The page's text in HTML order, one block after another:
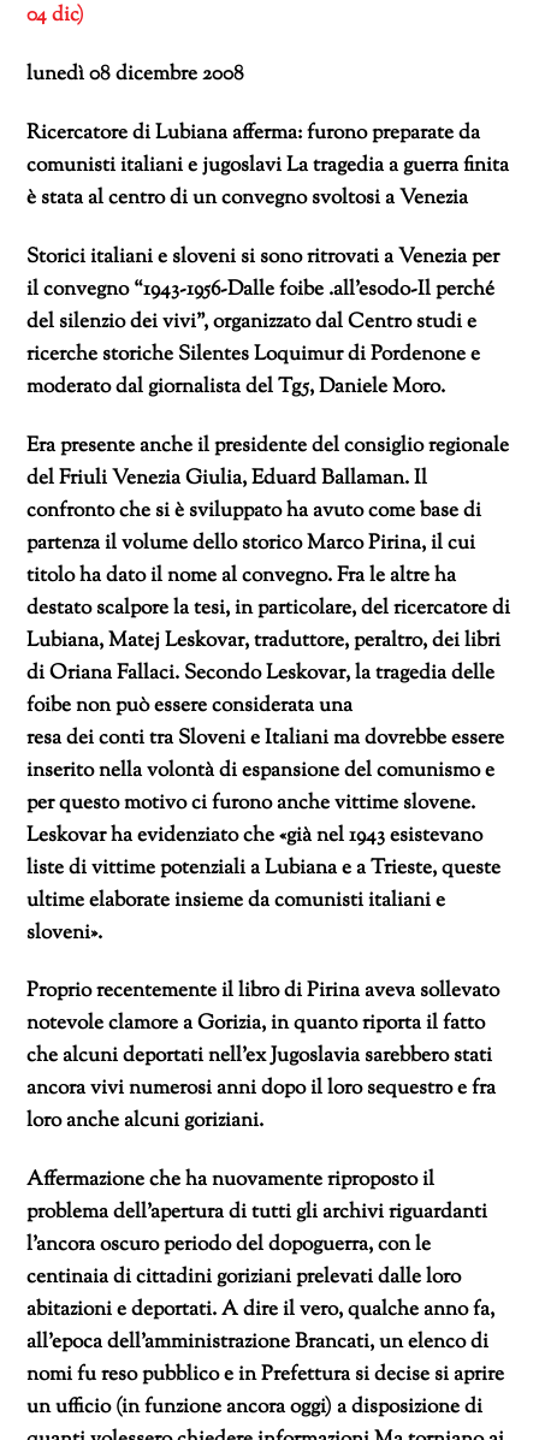
04 dic)
lunedì 08 dicembre 2008
Ricercatore di Lubiana afferma: furono preparate da
comunisti italiani e jugoslavi La tragedia a guerra finita
è stata al centro di un convegno svoltosi a Venezia
Storici italiani e sloveni si sono ritrovati a Venezia per
il convegno “1943-1956-Dalle foibe .all’esodo-Il perché
del silenzio dei vivi”, organizzato dal Centro studi e
ricerche storiche Silentes Loquimur di Pordenone e
moderato dal giornalista del Tg5, Daniele Moro.
Era presente anche il presidente del consiglio regionale
del Friuli Venezia Giulia, Eduard Ballaman. Il
confronto che si è sviluppato ha avuto come base di
partenza il volume dello storico Marco Pirina, il cui
titolo ha dato il nome al convegno. Fra le altre ha
destato scalpore la tesi, in particolare, del ricercatore di
Lubiana, Matej Leskovar, traduttore, peraltro, dei libri
di Oriana Fallaci. Secondo Leskovar, la tragedia delle
foibe non può essere considerata una
resa dei conti tra Sloveni e Italiani ma dovrebbe essere
inserito nella volontà di espansione del comunismo e
per questo motivo ci furono anche vittime slovene.
Leskovar ha evidenziato che «già nel 1943 esistevano
liste di vittime potenziali a Lubiana e a Trieste, queste
ultime elaborate insieme da comunisti italiani e
sloveni».
Proprio recentemente il libro di Pirina aveva sollevato
notevole clamore a Gorizia, in quanto riporta il fatto
che alcuni deportati nell’ex Jugoslavia sarebbero stati
ancora vivi numerosi anni dopo il loro sequestro e fra
loro anche alcuni goriziani.
Affermazione che ha nuovamente riproposto il
problema dell’apertura di tutti gli archivi riguardanti
l’ancora oscuro periodo del dopoguerra, con le
centinaia di cittadini goriziani prelevati dalle loro
abitazioni e deportati. A dire il vero, qualche anno fa,
all’epoca dell’amministrazione Brancati, un elenco di
nomi fu reso pubblico e in Prefettura si decise si aprire
un ufficio (in funzione ancora oggi) a disposizione di